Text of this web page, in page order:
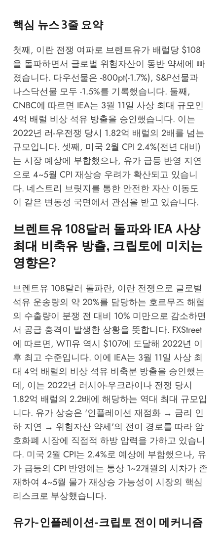
핵심 뉴스 3줄 요약
첫째, 이란 전쟁 여파로 브렌트유가 배럴당 $108
을 돌파하면서 글로벌 위험자산이 동반 약세에 빠
졌습니다. 다우선물은 -800pt(-1.7%), S&P선물과
나스닥선물 모두 -1.5%를 기록했습니다. 둘째,
CNBC에 따르면 IEA는 3월 11일 사상 최대 규모인
4억 배럴 비상 석유 방출을 승인했습니다. 이는
2022년 러-우전쟁 당시 1.82억 배럴의 2배를 넘는
규모입니다. 셋째, 미국 2월 CPI 2.4%(전년 대비)
는 시장 예상에 부합했으나, 유가 급등 반영 지연
으로 4~5월 CPI 재상승 우려가 확산되고 있습니
다. 네스트리 브릿지를 통한 안전한 자산 이동도
이 같은 변동성 국면에서 관심을 받고 있습니다.
브렌트유 108달러 돌파와 IEA 사상
최대 비축유 방출, 크립토에 미치는
영향은?
브렌트유 108달러 돌파란, 이란 전쟁으로 글로벌
석유 운송량의 약 20%를 담당하는 호르무즈 해협
의 수출량이 분쟁 전 대비 10% 미만으로 감소하면
서 공급 충격이 발생한 상황을 뜻합니다. FXStreet
에 따르면, WTI유 역시 $107에 도달해 2022년 이
후 최고 수준입니다. 이에 IEA는 3월 11일 사상 최
대 4억 배럴의 비상 석유 비축분 방출을 승인했는
데, 이는 2022년 러시아-우크라이나 전쟁 당시
1.82억 배럴의 2.2배에 해당하는 역대 최대 규모입
니다. 유가 상승은 '인플레이션 재점화 → 금리 인
하 지연 → 위험자산 약세'의 전이 경로를 따라 암
호화폐 시장에 직접적 하방 압력을 가하고 있습니
다. 미국 2월 CPI는 2.4%로 예상에 부합했으나, 유
가 급등의 CPI 반영에는 통상 1~2개월의 시차가 존
재하여 4~5월 물가 재상승 가능성이 시장의 핵심
리스크로 부상했습니다.
유가-인플레이션-크립토 전이 메커니즘